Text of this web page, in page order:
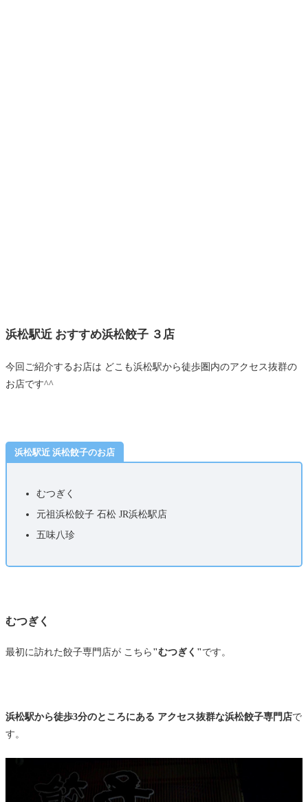
浜松駅近 おすすめ浜松餃子 ３店
今回ご紹介するお店は どこも浜松駅から徒歩圏内のアクセス抜群の
お店です^^
浜松駅近 浜松餃子のお店
むつぎく
元祖浜松餃子 石松 JR浜松駅店
五味八珍
むつぎく
最初に訪れた餃子専門店が こちら"むつぎく"です。
浜松駅から徒歩3分のところにある アクセス抜群な浜松餃子専門店で
す。